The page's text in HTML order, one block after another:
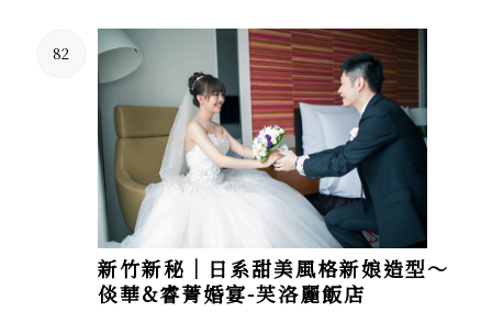
82
新竹新秘│日系甜美風格新娘造型～
倓華&睿菁婚宴-芙洛麗飯店